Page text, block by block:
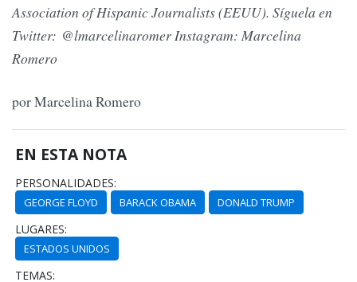
Association of Hispanic Journalists (EEUU). Síguela en
Twitter: @lmarcelinaromer Instagram: Marcelina
Romero
por Marcelina Romero
EN ESTA NOTA
PERSONALIDADES:
GEORGE FLOYD BARACK OBAMA DONALD TRUMP
LUGARES:
ESTADOS UNIDOS
TEMAS: